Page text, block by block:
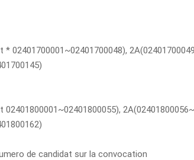
* 02401700001~02401700048),
02401800001~02401800055),
de candidat sur la convocation